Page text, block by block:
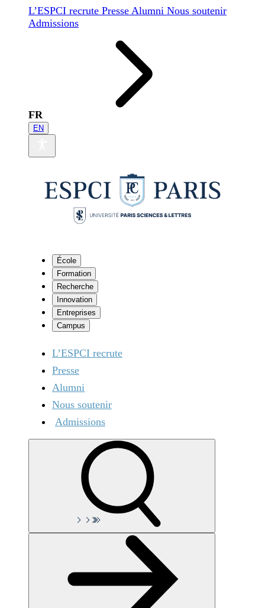
L’ESPCI recrute Presse Alumni Nous soutenir
Admissions
FR
EN
École
Formation
Recherche
Innovation
Entreprises
Campus
L’ESPCI recrute
Presse
Alumni
Nous soutenir
Admissions